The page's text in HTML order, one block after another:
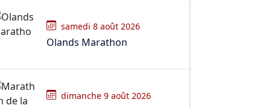
samedi 8 août 2026
Olands Marathon
dimanche 9 août 2026